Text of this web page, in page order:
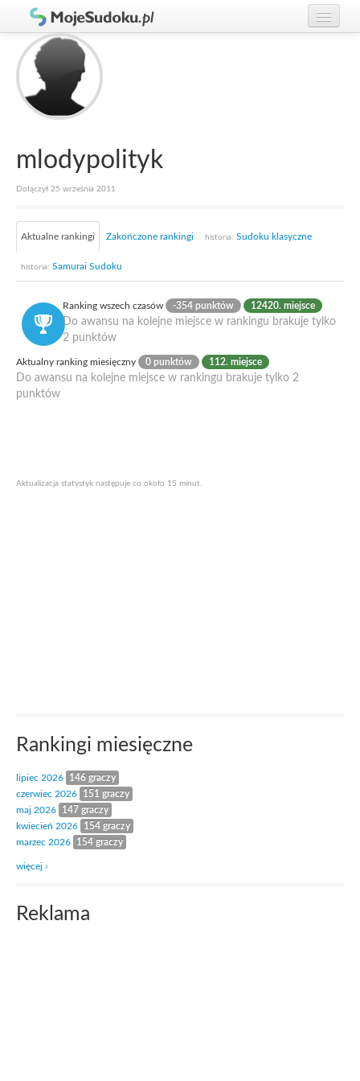
Graj w Sudoku!
Zasady Sudoku
Rankingi
Gracze
mlodypolityk
Dołączył 25 września 2011
Aktualne rankingi Zakończone rankingi historia: Sudoku klasyczne
historia: Samurai Sudoku
Ranking wszech czasów -354 punktów 12420. miejsce
Do awansu na kolejne miejsce w rankingu brakuje tylko
2 punktów
Aktualny ranking miesięczny 0 punktów 112. miejsce
Do awansu na kolejne miejsce w rankingu brakuje tylko 2
punktów
Aktualizacja statystyk następuje co około 15 minut.
Rankingi miesięczne
lipiec 2026
146 graczy
czerwiec 2026
151 graczy
maj 2026
147 graczy
kwiecień 2026
154 graczy
marzec 2026
154 graczy
więcej ›
Reklama